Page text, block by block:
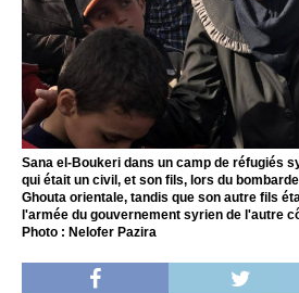
Sana el-Boukeri dans un camp de réfugiés
qui était un civil, et son fils, lors du
Ghouta orientale, tandis que son autre fils
l'armée du gouvernement syrien de l'autre
Photo : Nelofer Pazira